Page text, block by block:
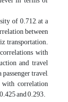
of 0.712, at a
between
transportation.
with
and travel
travel,
correlation
and 0.293.